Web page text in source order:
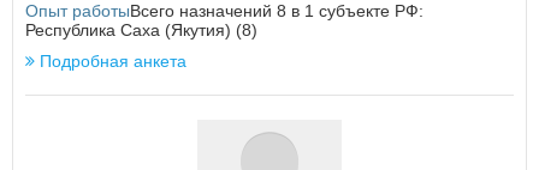
Челябинская область
Чувашская Республика
Чукотский автономный округ
Опыт работыВсего назначений 8 в 1 субъекте РФ:
Республика Саха (Якутия) (8)
Подробная анкета